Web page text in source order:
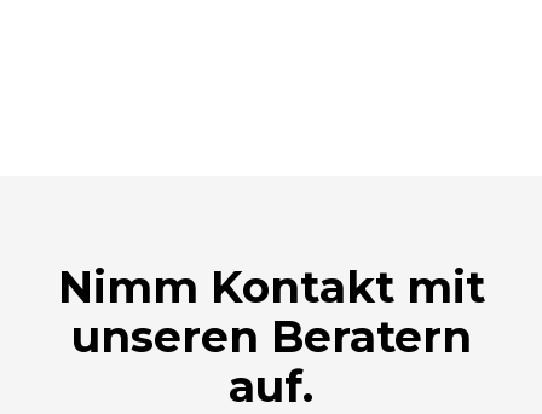
Nimm Kontakt mit
unseren Beratern
auf.